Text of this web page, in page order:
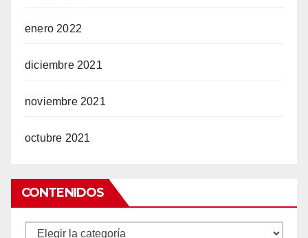
enero 2022
diciembre 2021
noviembre 2021
octubre 2021
CONTENIDOS
CONTENIDOS